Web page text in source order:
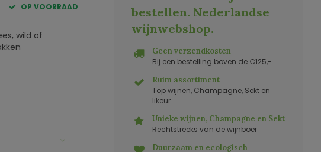
OP VOORRAAD
wild of
bestellen. Nederlandse
wijnwebshop.
Geen verzendkosten
Bij een bestelling boven de €125,-
Ruim assortiment
Top wijnen, Champagne, Sekt en
likeur
Unieke wijnen, Champagne en Sekt
Rechtstreeks van de wijnboer
Duurzaam en ecologisch